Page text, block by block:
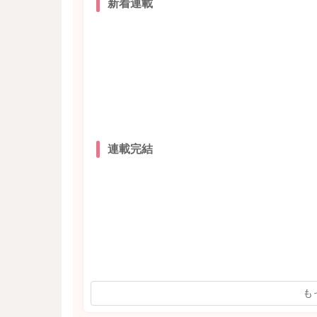
新着連載
連載完結
も